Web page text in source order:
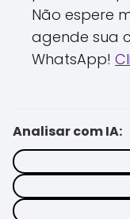
Não espere
agende sua
WhatsApp!
Analisar com IA: